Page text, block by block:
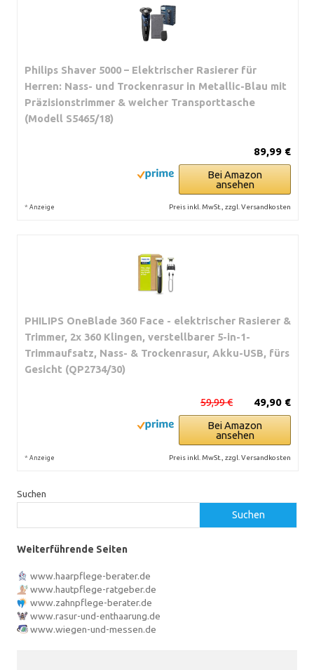
Philips Shaver 5000 – Elektrischer Rasierer für
Herren: Nass- und Trockenrasur in Metallic-Blau mit
Präzisionstrimmer & weicher Transporttasche
(Modell S5465/18)
89,99 €
Bei Amazon
ansehen
* Anzeige Preis inkl. MwSt., zzgl. Versandkosten
PHILIPS OneBlade 360 Face - elektrischer Rasierer &
Trimmer, 2x 360 Klingen, verstellbarer 5-in-1-
Trimmaufsatz, Nass- & Trockenrasur, Akku-USB, fürs
Gesicht (QP2734/30)
49,90 €
59,99 €
Bei Amazon
ansehen
* Anzeige Preis inkl. MwSt., zzgl. Versandkosten
Suchen
Suchen
Weiterführende Seiten
www.haarpflege-berater.de
www.hautpflege-ratgeber.de
www.zahnpflege-berater.de
www.rasur-und-enthaarung.de
www.wiegen-und-messen.de